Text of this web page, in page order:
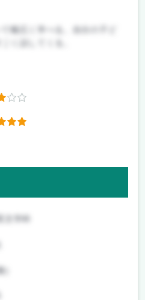
て幅広く学べる。自分の子ど
)